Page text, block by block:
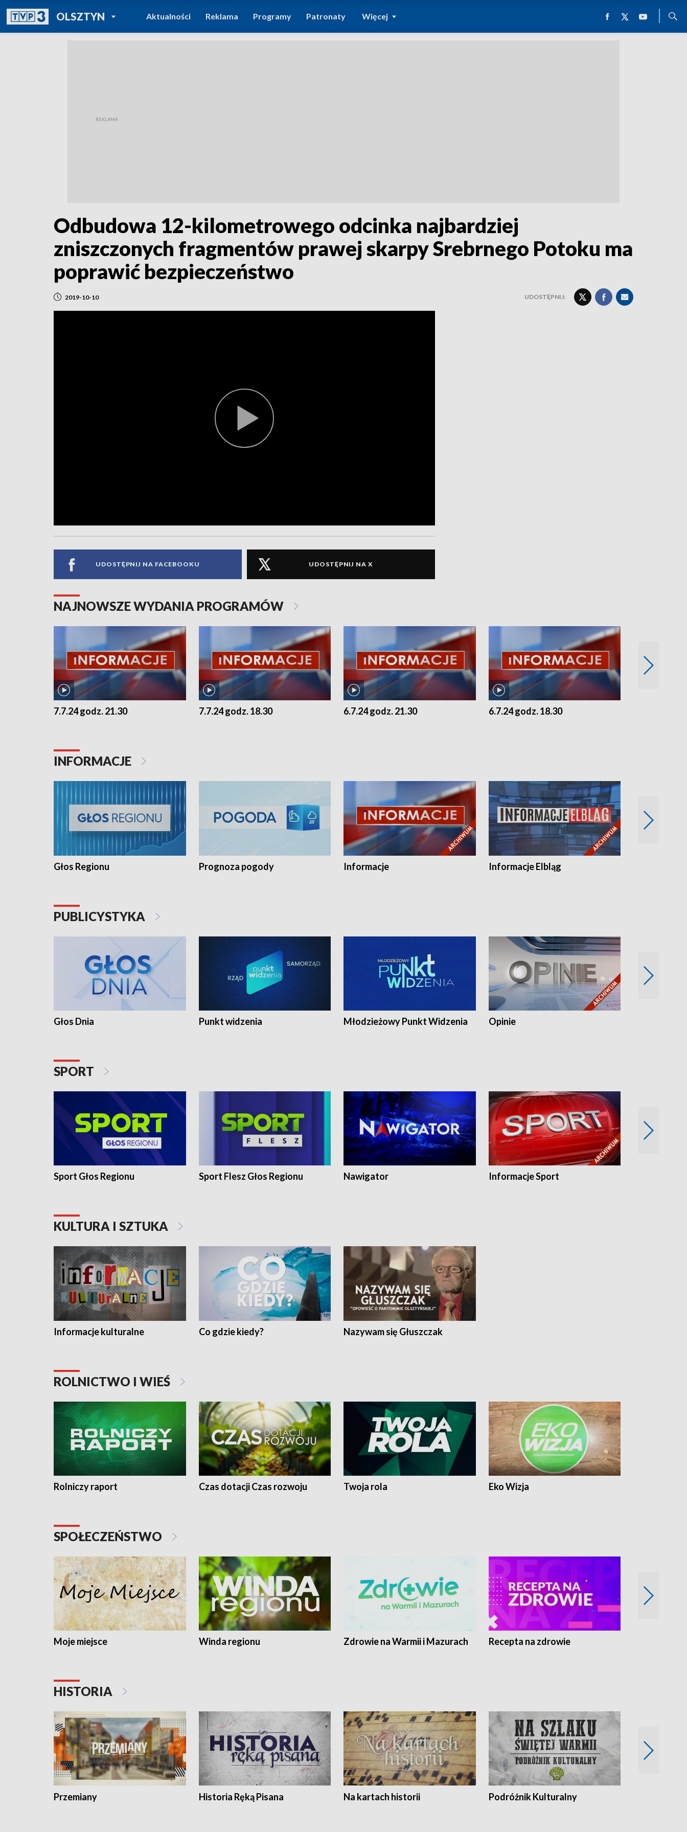
OLSZTYNPOWRÓT DO
TVP REGIONY
Aktualności Reklama Programy Patronaty Więcej
Odbudowa 12-kilometrowego odcinka najbardziej
zniszczonych fragmentów prawej skarpy Srebrnego Potoku ma
poprawić bezpieczeństwo
2019-10-10 UDOSTĘPNIJ:
UDOSTĘPNIJ NA FACEBOOKU UDOSTĘPNIJ NA X
NAJNOWSZE WYDANIA PROGRAMÓW
7.7.24 godz. 21.30 7.7.24 godz. 18.30 6.7.24 godz. 21.30 6.7.24 godz. 18.30
INFORMACJE
Głos Regionu Prognoza pogody Informacje Informacje Elbląg
PUBLICYSTYKA
Głos Dnia Punkt widzenia Młodzieżowy Punkt Widzenia Opinie
SPORT
Sport Głos Regionu Sport Flesz Głos Regionu Nawigator Informacje Sport
KULTURA I SZTUKA
Informacje kulturalne Co gdzie kiedy? Nazywam się Głuszczak
ROLNICTWO I WIEŚ
Rolniczy raport Czas dotacji Czas rozwoju Twoja rola Eko Wizja
SPOŁECZEŃSTWO
Moje miejsce Winda regionu Zdrowie na Warmii i Mazurach Recepta na zdrowie
HISTORIA
Przemiany Historia Ręką Pisana Na kartach historii Podróżnik Kulturalny